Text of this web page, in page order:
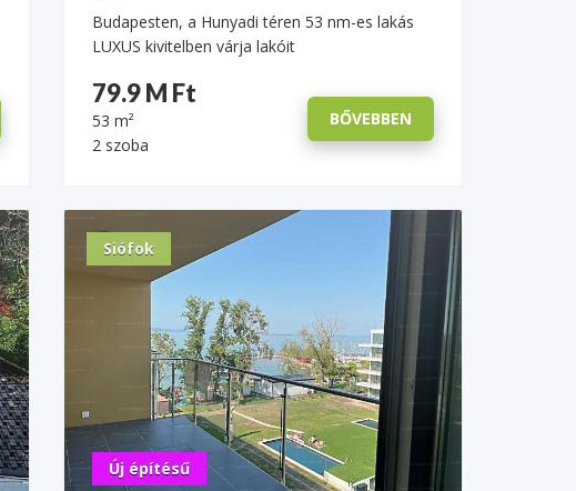
Budapesten, a Hunyadi téren 53 nm-es lakás
LUXUS kivitelben várja lakóit
79.9 M Ft
53 m²
2 szoba
BŐVEBBEN
Siófok
Új építésű